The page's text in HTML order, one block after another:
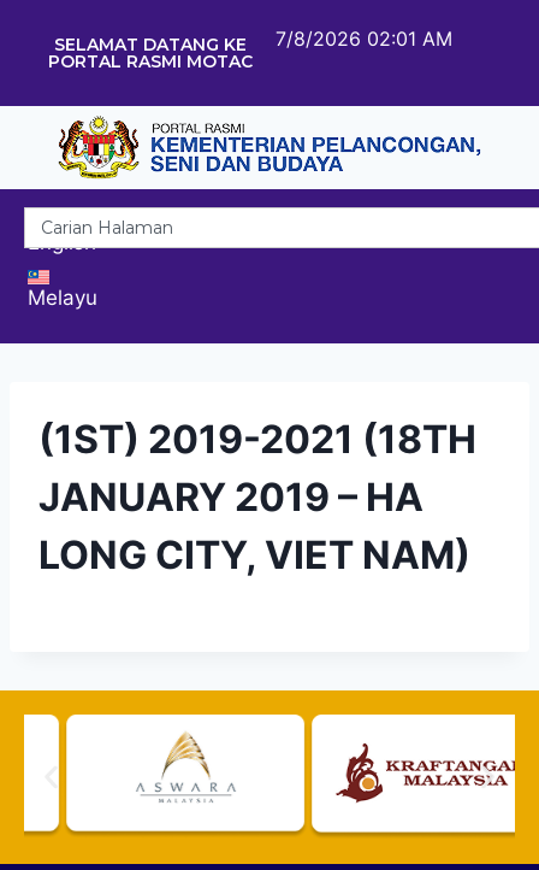
SELAMAT DATANG KE
PORTAL RASMI MOTAC
7/8/2026 02:01 AM
English
Melayu
(1ST) 2019-2021 (18TH
JANUARY 2019 – HA
LONG CITY, VIET NAM)